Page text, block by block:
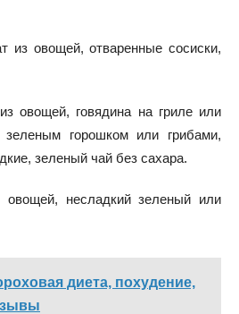
из овощей, отваренные сосиски,
овощей, говядина на гриле или
зеленым горошком или грибами,
зеленый чай без сахара.
несладкий зеленый или
диета, похудение,